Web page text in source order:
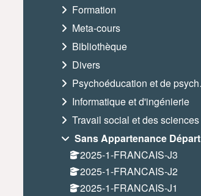
Formation
Meta-cours
Bibliothèque
Divers
Psychoéducation et de psychologie
Informatique et d'ingénierie
Travail social et des sciences sociales
Sans Appartenance Départementale
2025-1-FRANCAIS-J3
2025-1-FRANCAIS-J2
2025-1-FRANCAIS-J1